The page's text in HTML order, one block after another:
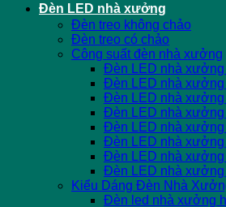
Đèn LED nhà xưởng
Đèn treo không chảo
Đèn treo có chảo
Công suất đèn nhà xưởng
Đèn LED nhà xưởng
Đèn LED nhà xưởng
Đèn LED nhà xưởng
Đèn LED nhà xưởng
Đèn LED nhà xưởng
Đèn LED nhà xưởng
Đèn LED nhà xưởng
Đèn LED nhà xưởng
Kiểu Dáng Đèn Nhà
Đèn led nhà xưởng